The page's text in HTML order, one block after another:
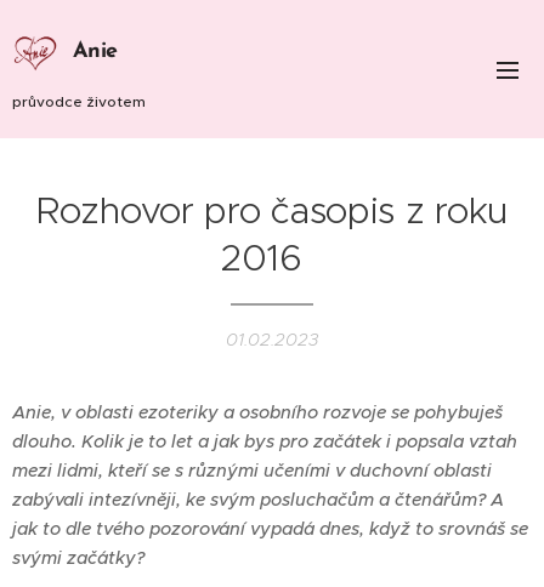
Anie
průvodce životem
Rozhovor pro časopis z roku
2016
01.02.2023
Anie, v oblasti ezoteriky a osobního rozvoje se pohybuješ
dlouho. Kolik je to let a jak bys pro začátek i popsala vztah
mezi lidmi, kteří se s různými učeními v duchovní oblasti
zabývali intezívněji, ke svým posluchačům a čtenářům? A
jak to dle tvého pozorování vypadá dnes, když to srovnáš se
svými začátky?